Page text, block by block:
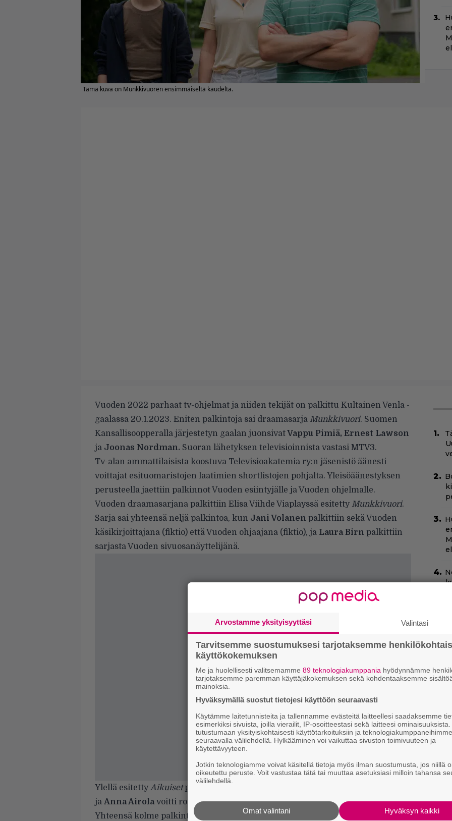
Tämä kuva on Munkkivuoren ensimmäiseltä kaudelta.
Vuoden 2022 parhaat tv-ohjelmat ja niiden tekijät on palkittu Kultainen Venla -
gaalassa 20.1.2023. Eniten palkintoja sai draamasarja Munkkivuori. Suomen
Kansallisoopperalla järjestetyn gaalan juonsivatVappu Pimiä, Ernest Lawson
ja Joonas Nordman. Suoran lähetyksen televisioinnista vastasi MTV3.
Tv-alan ammattilaisista koostuva Televisioakatemia ry:n jäsenistö äänesti
voittajat esituomaristojen laatimien shortlistojen pohjalta. Yleisöäänestyksen
perusteella jaettiin palkinnot Vuoden esiintyjälle ja Vuoden ohjelmalle.
Vuoden draamasarjana palkittiin Elisa Viihde Viaplayssä esitetty Munkkivuori.
Sarja sai yhteensä neljä palkintoa, kun Jani Volanen palkittiin sekä Vuoden
käsikirjoittajana (fiktio) että Vuoden ohjaajana (fiktio), ja Laura Birn palkittiin
sarjasta Vuoden sivuosanäyttelijänä.
Ylellä esitetty Aikuisetpalkittiin viime vuoden tapaan Vuoden komediasarjana,
ja Anna Airolavoitti roolillaan Vuoden pääosanäyttelijän palkinnon.
Yhteensä kolme palkintoa sai Ylellä esitettyElämäni biisi.
Ohjelma palkittiin
Arvostamme yksityisyyttäsi Valintasi
Tarvitsemme suostumuksesi tarjotaksemme
käyttökokemuksen
Me ja huolellisesti valitsemamme 89 teknologiakumppania hyödynnämme
tarjotaksemme paremman käyttäjäkokemuksen sekä kohdentaaksemme
mainoksia.
Hyväksymällä suostut tietojesi käyttöön seuraavasti
Käytämme laitetunnisteita ja tallennamme evästeitä laitteellesi saadaksemme
esimerkiksi sivuista, joilla vierailit, IP-osoitteestasi sekä laitteesi
tutustumaan yksityiskohtaisesti käyttötarkoituksiin ja teknologiakumppaneihimme
seuraavalla välilehdellä. Hylkääminen voi vaikuttaa sivuston toimivuuteen ja
käytettävyyteen.
Jotkin teknologiamme voivat käsitellä tietoja myös ilman suostumusta, jos niillä
oikeutettu peruste. Voit vastustaa tätä tai muuttaa asetuksiasi milloin tahansa
välilehdellä.
Hyväksyn kaikki
Omat valintani